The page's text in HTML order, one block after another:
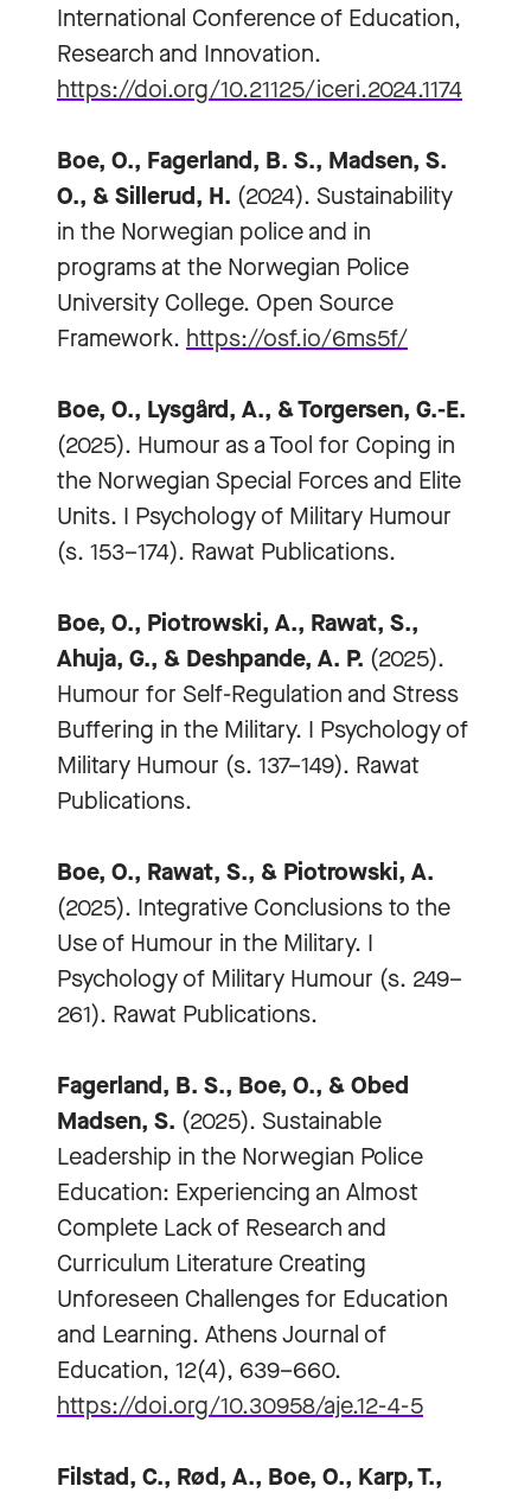
International Conference of Education,
Research and Innovation.
https://doi.org/10.21125/iceri.2024.1174
Boe, O., Fagerland, B. S., Madsen, S.
O., & Sillerud, H. (2024). Sustainability
in the Norwegian police and in
programs at the Norwegian Police
University College. Open Source
Framework. https://osf.io/6ms5f/
Boe, O., Lysgård, A., & Torgersen, G.-E.
(2025). Humour as a Tool for Coping in
the Norwegian Special Forces and Elite
Units. I Psychology of Military Humour
(s. 153–174). Rawat Publications.
Boe, O., Piotrowski, A., Rawat, S.,
Ahuja, G., & Deshpande, A. P. (2025).
Humour for Self-Regulation and Stress
Buffering in the Military. I Psychology of
Military Humour (s. 137–149). Rawat
Publications.
Boe, O., Rawat, S., & Piotrowski, A.
(2025). Integrative Conclusions to the
Use of Humour in the Military. I
Psychology of Military Humour (s. 249–
261). Rawat Publications.
Fagerland, B. S., Boe, O., & Obed
Madsen, S. (2025). Sustainable
Leadership in the Norwegian Police
Education: Experiencing an Almost
Complete Lack of Research and
Curriculum Literature Creating
Unforeseen Challenges for Education
and Learning. Athens Journal of
Education, 12(4), 639–660.
https://doi.org/10.30958/aje.12-4-5
Filstad, C., Rød, A., Boe, O., Karp, T.,